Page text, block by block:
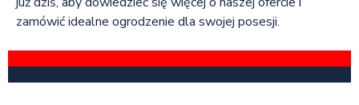
zamówić idealne ogrodzenie dla swojej posesji.